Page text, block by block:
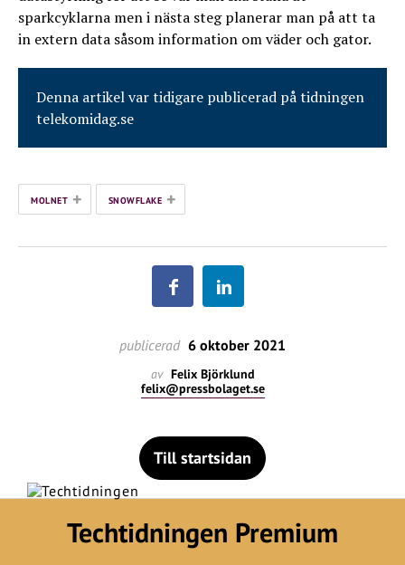
sparkcyklarna men i nästa steg planerar man på att ta
in extern data såsom information om väder och gator.
Denna artikel var tidigare publicerad på tidningen
telekomidag.se
MOLNET + SNOWFLAKE +
publicerad 6 oktober 2021
av Felix Björklund
felix@pressbolaget.se
Till startsidan
Techtidningen Premium